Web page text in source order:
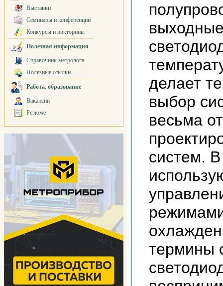
Выставки
Семинары и конференции
Конкурсы и викторины
Полезная информация
Справочник метролога
Полезные ссылки
Работа, образование
Вакансии
Резюме
делает
выбор
весьма
систем.
термины